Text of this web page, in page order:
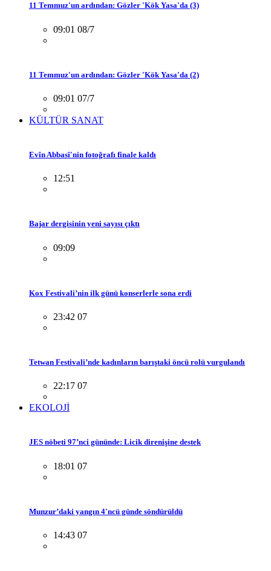
11 Temmuz'un ardından: Gözler 'Kök Yasa'da (3)
09:01 08/7
11 Temmuz'un ardından: Gözler 'Kök Yasa'da (2)
09:01 07/7
KÜLTÜR SANAT
Evîn Abbasî'nin fotoğrafı finale kaldı
12:51
Bajar dergisinin yeni sayısı çıktı
09:09
Kox Festivali’nin ilk günü konserlerle sona erdi
23:42 07
Tetwan Festivali’nde kadınların barıştaki öncü rolü vurgulandı
22:17 07
EKOLOJİ
JES nöbeti 97’nci gününde: Licik direnişine destek
18:01 07
Munzur’daki yangın 4'ncü günde söndürüldü
14:43 07